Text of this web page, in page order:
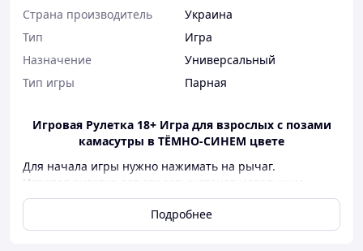
Страна производитель
Украина
Тип
Игра
Назначение
Универсальный
Тип игры
Парная
Игровая Рулетка 18+ Игра для взрослых с позами
камасутры в ТЁМНО-СИНЕМ цвете
Для начала игры нужно нажимать на рычаг.
Игровая рулетка для взрослых станет идеальным
подарком на годовщину или для романтического
Подробнее